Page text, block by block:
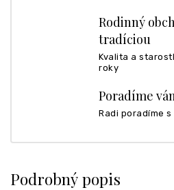
Rodinný
tradíciou
Kvalita a
roky
Poradíme
Radi poradíme
Podrobný popis